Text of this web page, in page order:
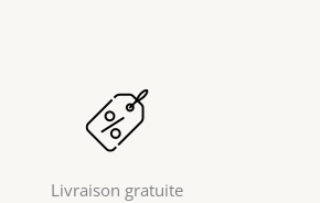
Livraison gratuite